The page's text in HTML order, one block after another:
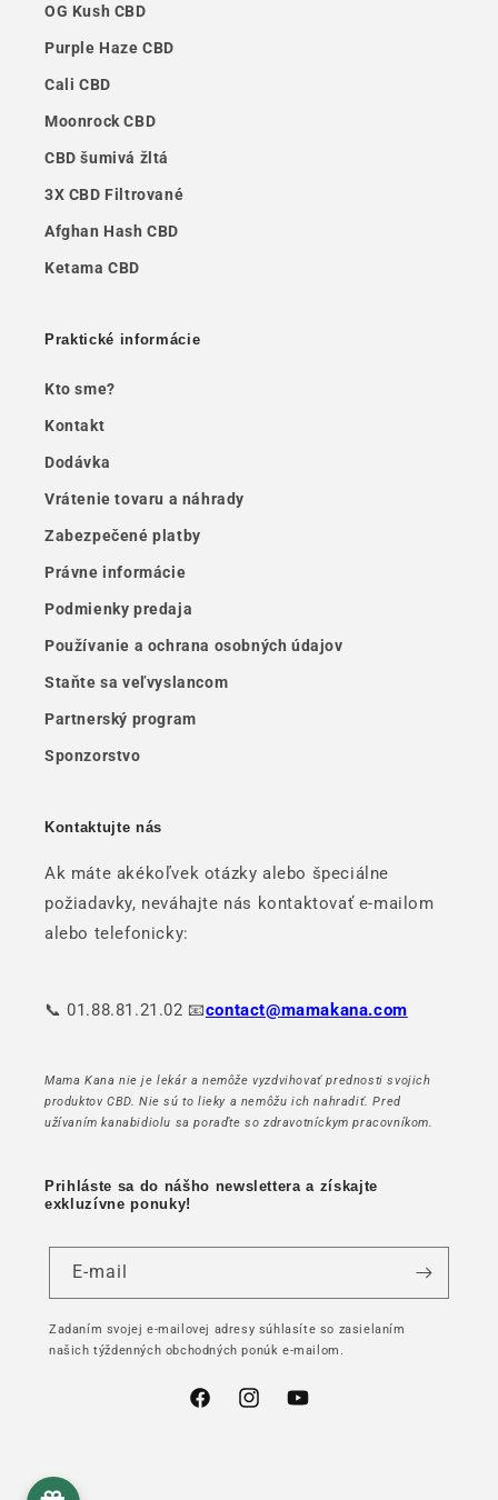
OG Kush CBD
Purple Haze CBD
Cali CBD
Moonrock CBD
CBD šumivá žltá
3X CBD Filtrované
Afghan Hash CBD
Ketama CBD
Praktické informácie
Kto sme?
Kontakt
Dodávka
Vrátenie tovaru a náhrady
Zabezpečené platby
Právne informácie
Podmienky predaja
Používanie a ochrana osobných údajov
Staňte sa veľvyslancom
Partnerský program
Sponzorstvo
Kontaktujte nás
Ak máte akékoľvek otázky alebo špeciálne
požiadavky, neváhajte nás kontaktovať e-mailom
alebo telefonicky:
📞 01.88.81.21.02 📧contact@mamakana.com
Mama Kana nie je lekár a nemôže vyzdvihovať prednosti svojich
produktov CBD. Nie sú to lieky a nemôžu ich nahradiť. Pred
užívaním kanabidiolu sa poraďte so zdravotníckym pracovníkom.
Prihláste sa do nášho newslettera a získajte
exkluzívne ponuky!
E-mail
Zadaním svojej e-mailovej adresy súhlasíte so zasielaním
našich týždenných obchodných ponúk e-mailom.
FacebookInstagramYouTube